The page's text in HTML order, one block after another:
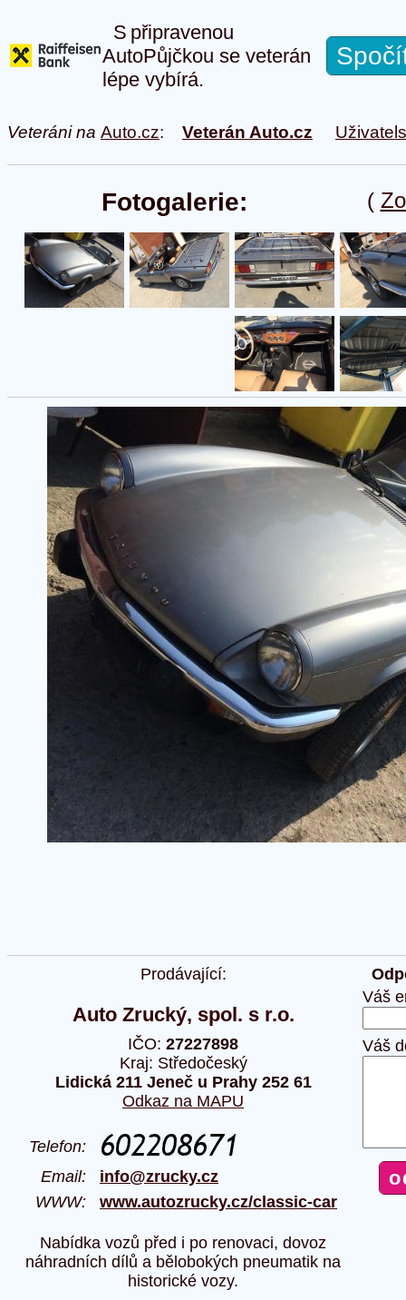
S připravenou
AutoPůjčkou se veterán
lépe vybírá.
Veteráni na Auto.cz: Veterán Auto.cz
(
Fotogalerie:
Prodávající:
Auto Zrucký, spol. s r.o.
IČO: 27227898
Kraj: Středočeský
Lidická 211 Jeneč u Prahy 252 61
Odkaz na MAPU
Telefon:
Email: info@zrucky.cz
WWW: www.autozrucky.cz/classic-car
Nabídka vozů před i po renovaci, dovoz
náhradních dílů a bělobokých pneumatik na
historické vozy.
Váš
Váš